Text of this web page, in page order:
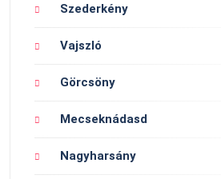
Szederkény
Vajszló
Görcsöny
Mecseknádasd
Nagyharsány